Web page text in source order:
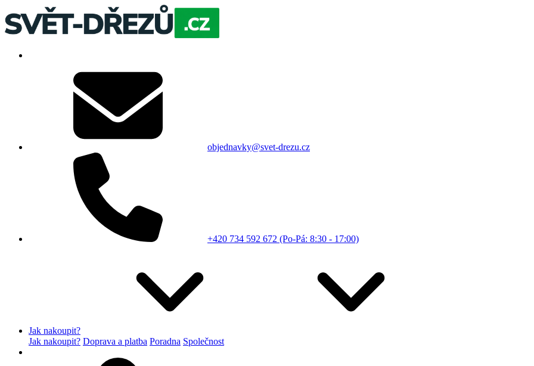
objednavky@svet-drezu.cz
+420 734 592 672 (Po-Pá: 8:30 - 17:00)
Jak nakoupit?
Jak nakoupit? Doprava a platba Poradna Společnost